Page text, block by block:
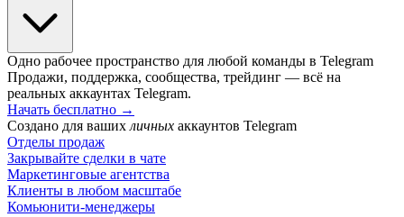
Одно рабочее пространство для любой команды в Telegram
Продажи, поддержка, сообщества, трейдинг — всё на
реальных аккаунтах Telegram.
Начать бесплатно →
Создано для ваших личных аккаунтов Telegram
Отделы продаж
Закрывайте сделки в чате
Маркетинговые агентства
Клиенты в любом масштабе
Комьюнити-менеджеры